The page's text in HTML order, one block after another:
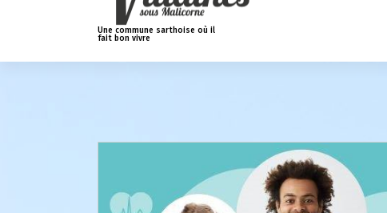
Une commune sarthoise où il
fait bon vivre